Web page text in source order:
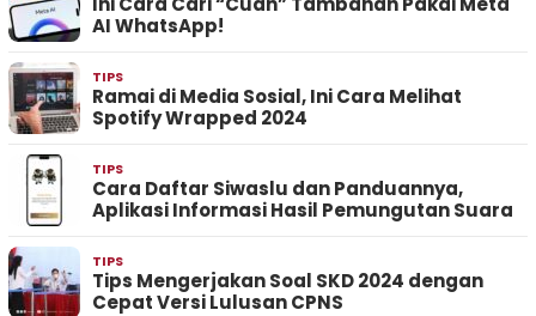
AI WhatsApp!
TIPS
Ramai di Media Sosial, Ini Cara Melihat
Spotify Wrapped 2024
TIPS
Cara Daftar Siwaslu dan Panduannya,
Aplikasi Informasi Hasil Pemungutan Suara
TIPS
Tips Mengerjakan Soal SKD 2024 dengan
Cepat Versi Lulusan CPNS